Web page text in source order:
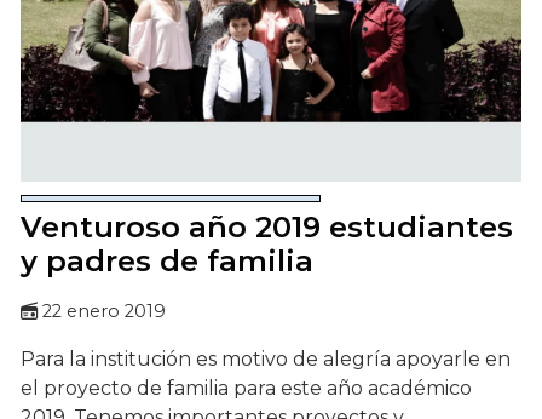
Venturoso año 2019 estudiantes
y padres de familia
22 enero 2019
Para la institución es motivo de alegría apoyarle en
el proyecto de familia para este año académico